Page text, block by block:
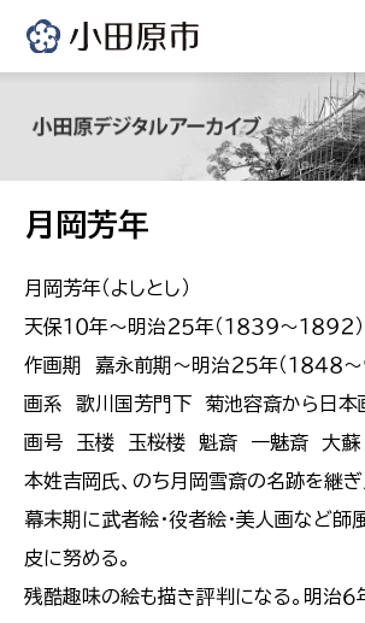
月岡芳年
月岡芳年（よしとし）
天保１０年〜明治２５年（１８３９〜１８９２）
作画期 嘉永前期〜明治２５年（１８４８〜
画系 歌川国芳門下 菊池容斎から日本
画号 玉楼 玉桜楼 魁斎 一魅斎 大蘇
本姓吉岡氏、のち月岡雪斎の名跡を継ぎ
幕末期に武者絵・役者絵・美人画など師
皮に努める。
残酷趣味の絵も描き評判になる。明治